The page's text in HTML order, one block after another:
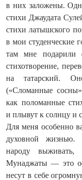
в них заложены.
стихи Джаудата
стихи латышского
в мои студенческие
там мне подарили
стихотворение,
на татарский.
(«Сломанные
как поломанные
и плывут к солнцу и
Для меня особенно
духовной
народу выживать,
Мунаджаты — это
несут в себе